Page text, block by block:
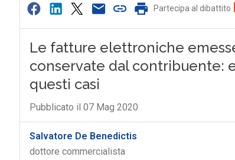
Partecipa al dibattito
Le fatture elettroniche
conservate dal contribuente:
questi casi
Pubblicato il 07 Mag 2020
Salvatore De Benedictis
dottore commercialista